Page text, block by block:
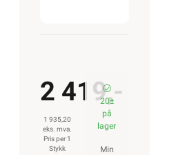
2 419,-
1 935,20
eks. mva.
Pris per 1
Stykk
20±
på
lager
Min